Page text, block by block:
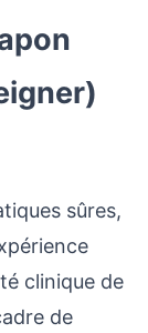
sûres,
clinique de
de